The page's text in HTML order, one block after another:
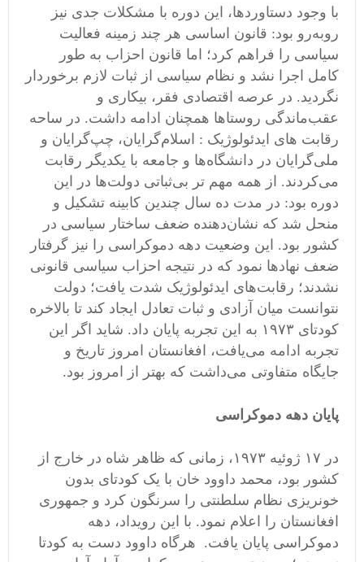
با وجود دستاوردها، این دوره با مشکلات جدی نیز
روبه‌رو بود: قانون اساسی هر چند زمینه فعالیت
سیاسی را فراهم کرد؛ اما قانون احزاب به طور
کامل اجرا نشد و نظام سیاسی از ثبات لازم برخوردار
نگردید. در عرصه اقتصادی فقر، بیکاری و
عقب‌ماندگی روستاها همچنان ادامه داشت. در ساحه
رقابت های ایدئولوژیک : اسلام‌گرایان، چپ‌گرایان و
ملی‌گرایان در دانشگاه‌ها و جامعه با یکدیگر رقابت
می‌کردند. از همه مهم تر بی‌ثباتی دولت‌ها در این
دوره بود: در مدت ده سال چندین کابینه تشکیل و
منحل شد که نشان‌دهنده ضعف ساختار سیاسی در
کشور بود. این وضعیت دهه دموکراسی را نیز گرفتار
ضعف نهادها نمود که در نتیجه احزاب سیاسی قانونی
نشدند؛ رقابت‌های ایدئولوژیک شدت یافت؛ دولت
نتوانست میان آزادی و ثبات تعادل ایجاد کند تا بالاخره
کودتای ۱۹۷۳ به این تجربه پایان داد. شاید اگر این
تجربه ادامه می‌یافت، افغانستان امروز تاریخ و
جایگاه متفاوتی می‌داشت که بهتر از امروز بود.
پایان دهه دموکراسی
در ۱۷ ژوئیه ۱۹۷۳، زمانی که ظاهر شاه در خارج از
کشور بود، محمد داوود خان با یک کودتای بدون
خونریزی نظام سلطنتی را سرنگون کرد و جمهوری
افغانستان را اعلام نمود. با این رویداد، دهه
دموکراسی پایان یافت. هرگاه داوود دست به کودتا